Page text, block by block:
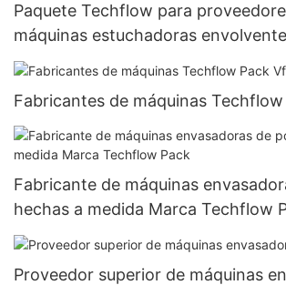
Paquete Techflow para
máquinas estuchadoras
Fabricantes de máquinas
Fabricante de máquinas
hechas a medida Marca Techflow
Proveedor superior de máquinas